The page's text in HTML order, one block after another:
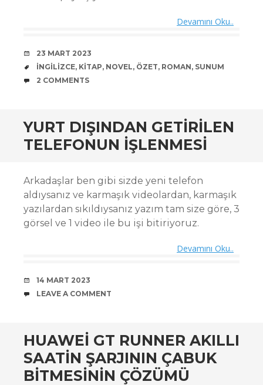
Devamını Oku..
DATE
23 MART 2023
TAGS
INGILIZCE, KITAP, NOVEL, ÖZET, ROMAN, SUNUM
COMMENTS
2 COMMENTS
YURT DIŞINDAN GETIRILEN
TELEFONUN İŞLENMESI
Arkadaşlar ben gibi sizde yeni telefon
aldıysanız ve karmaşık videolardan, karmaşık
yazılardan sıkıldıysanız yazım tam size göre, 3
görsel ve 1 video ile bu işi bitiriyoruz.
Devamını Oku..
DATE
14 MART 2023
COMMENTS
LEAVE A COMMENT
HUAWEI GT RUNNER AKILLI
SAATIN ŞARJININ ÇABUK
BITMESININ ÇÖZÜMÜ